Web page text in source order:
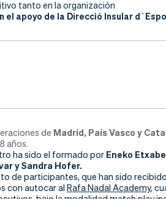
tanto en la organización
el apoyo de la Direcció Insular
de Madrid, País Vasco y
años.
ha sido el formado por Eneko
y Sandra Hofer.
de participantes, que han sido
con autocar al Rafa Nadal Academy,